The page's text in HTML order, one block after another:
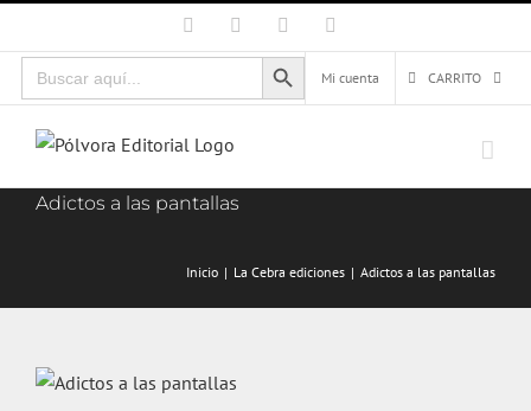
al
contenido
Facebook Instagram
Buscar:
Botón de búsqueda
Mi cuenta
CARRITO
Adictos a las pantallas
Inicio La Cebra ediciones Adictos a las pantallas